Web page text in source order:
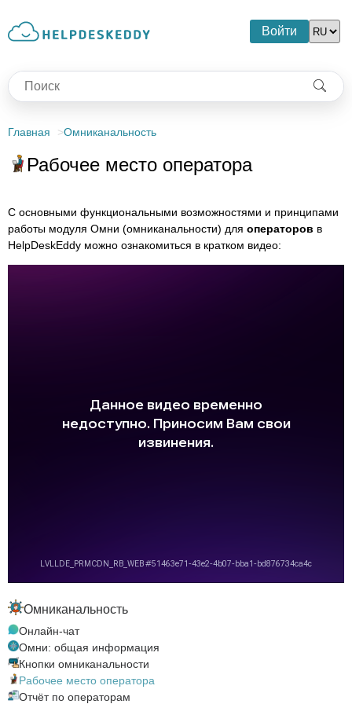
Войти
Главная Омниканальность
Рабочее место оператора
С основными функциональными возможностями и принципами
работы модуля Омни (омниканальности) для операторов в
HelpDeskEddy можно ознакомиться в кратком видео:
Омниканальность
Онлайн-чат
Омни: общая информация
Кнопки омниканальности
Рабочее место оператора
Отчёт по операторам